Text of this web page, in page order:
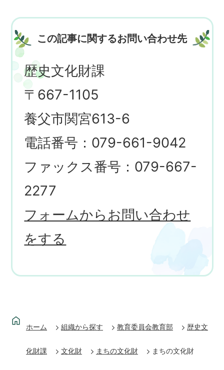
この記事に関するお問い合わせ先
歴史文化財課
〒667-1105
養父市関宮613-6
電話番号：079-661-9042
ファックス番号：079-667-
2277
フォームからお問い合わせ
をする
ホーム 組織から探す 教育委員会教育部 歴史文
化財課 文化財 まちの文化財 まちの文化財